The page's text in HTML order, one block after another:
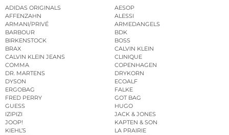
ADIDAS ORIGINALS
AESOP
AFFENZAHN
ALESSI
ARMANI/PRIVÉ
ARMEDANGELS
BARBOUR
BDK
BIRKENSTOCK
BOSS
BRAX
CALVIN KLEIN
CALVIN KLEIN JEANS
CLINIQUE
COMMA
COPENHAGEN
DR. MARTENS
DRYKORN
DYSON
ECOALF
ERGOBAG
FALKE
FRED PERRY
GOT BAG
GUESS
HUGO
IZIPIZI
JACK & JONES
JOOP!
KAPTEN & SON
KIEHL’S
LA PRAIRIE